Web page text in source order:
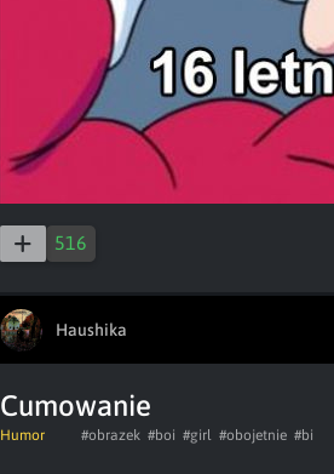
516
Haushika
Cumowanie
Humor #obrazek #boi #girl #obojetnie #bi